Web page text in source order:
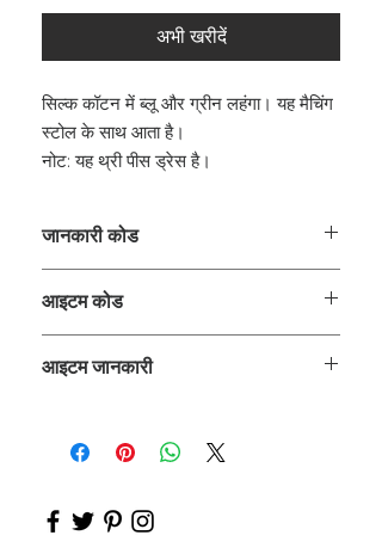
अभी खरीदें
सिल्क कॉटन में ब्लू और ग्रीन लहंगा। यह मैचिंग
स्टोल के साथ आता है।
नोट: यह थ्री पीस ड्रेस है।
जानकारी कोड
आइटम कोड
आइटम जानकारी